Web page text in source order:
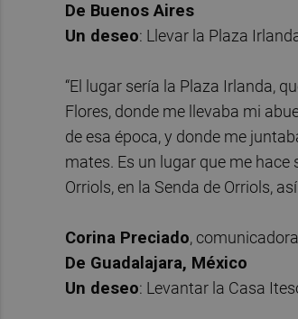
De Buenos Aires
Un deseo: Llevar la Plaza
“El lugar sería la Plaza Irlanda,
Flores, donde me llevaba mi
de esa época, y donde me
mates. Es un lugar que me
Orriols, en la Senda de Orriols,
Corina Preciado,
De Guadalajara, México
Un deseo: Levantar la Casa